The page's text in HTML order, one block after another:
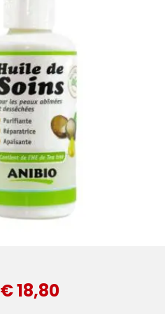
€ 18,80